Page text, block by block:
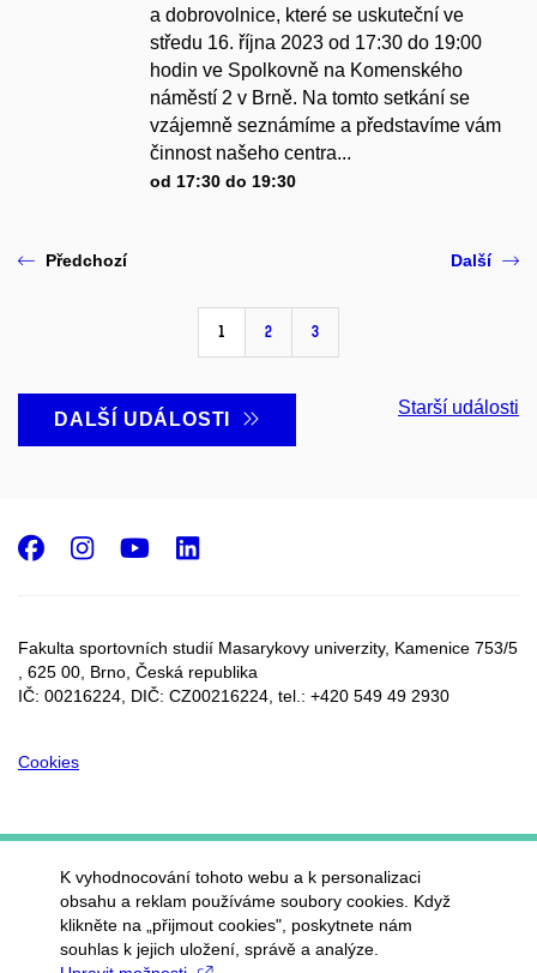
a dobrovolnice, které se uskuteční ve
středu 16. října 2023 od 17:30 do 19:00
hodin ve Spolkovně na Komenského
náměstí 2 v Brně. Na tomto setkání se
vzájemně seznámíme a představíme vám
činnost našeho centra...
od 17:30 do 19:30
Předchozí
1 2 3
Další
DALŠÍ UDÁLOSTI
Starší události
Fakulta sportovních studií Masarykovy univerzity, Kamenice 753/5​
, 625 00, Brno, Česká republika
IČ: 00216224, DIČ: CZ00216224, tel.: +420 549 49 2930
Cookies
Facebook
Instagram
Youtube
LinkedIn
K vyhodnocování tohoto webu a k personalizaci
obsahu a reklam používáme soubory cookies. Když
klikněte na „přijmout cookies", poskytnete nám
souhlas k jejich uložení, správě a analýze.